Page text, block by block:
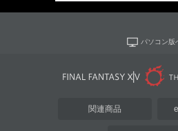
パソコン版
関連商品